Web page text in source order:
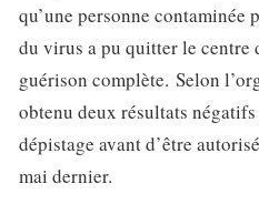
qu’une personne contaminée
du virus a pu quitter le centre
guérison complète. Selon
obtenu deux résultats
dépistage avant d’être
mai dernier.